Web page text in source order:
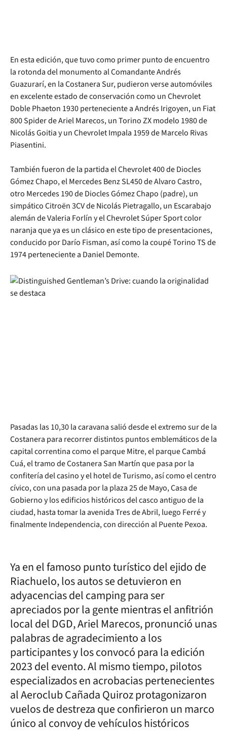
En esta edición, que tuvo como primer punto de encuentro
la rotonda del monumento al Comandante Andrés
Guazurarí, en la Costanera Sur, pudieron verse automóviles
en excelente estado de conservación como un Chevrolet
Doble Phaeton 1930 perteneciente a Andrés Irigoyen, un Fiat
800 Spider de Ariel Marecos, un Torino ZX modelo 1980 de
Nicolás Goitia y un Chevrolet Impala 1959 de Marcelo Rivas
Piasentini.
También fueron de la partida el Chevrolet 400 de Diocles
Gómez Chapo, el Mercedes Benz SL450 de Alvaro Castro,
otro Mercedes 190 de Diocles Gómez Chapo (padre), un
simpático Citroën 3CV de Nicolás Pietragallo, un Escarabajo
alemán de Valeria Forlín y el Chevrolet Súper Sport color
naranja que ya es un clásico en este tipo de presentaciones,
conducido por Darío Fisman, así como la coupé Torino TS de
1974 perteneciente a Daniel Demonte.
Pasadas las 10,30 la caravana salió desde el extremo sur de la
Costanera para recorrer distintos puntos emblemáticos de la
capital correntina como el parque Mitre, el parque Cambá
Cuá, el tramo de Costanera San Martín que pasa por la
confitería del casino y el hotel de Turismo, así como el centro
cívico, con una pasada por la plaza 25 de Mayo, Casa de
Gobierno y los edificios históricos del casco antiguo de la
ciudad, hasta tomar la avenida Tres de Abril, luego Ferré y
finalmente Independencia, con dirección al Puente Pexoa.
Ya en el famoso punto turístico del ejido de
Riachuelo, los autos se detuvieron en
adyacencias del camping para ser
apreciados por la gente mientras el anfitrión
local del DGD, Ariel Marecos, pronunció unas
palabras de agradecimiento a los
participantes y los convocó para la edición
2023 del evento. Al mismo tiempo, pilotos
especializados en acrobacias pertenecientes
al Aeroclub Cañada Quiroz protagonizaron
vuelos de destreza que confirieron un marco
único al convoy de vehículos históricos